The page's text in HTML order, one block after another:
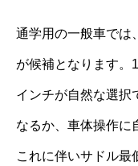
通学用の一般車では
が候補となります。
インチが自然な選択
なるか、車体操作に
これに伴いサドル最